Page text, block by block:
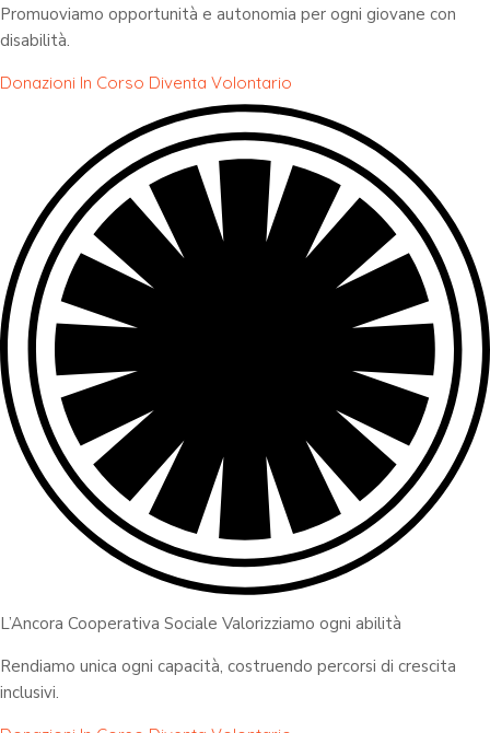
Promuoviamo opportunità e autonomia per ogni giovane con
disabilità.
Donazioni In Corso Diventa Volontario
L’Ancora Cooperativa Sociale Valorizziamo ogni abilità
Rendiamo unica ogni capacità, costruendo percorsi di crescita
inclusivi.